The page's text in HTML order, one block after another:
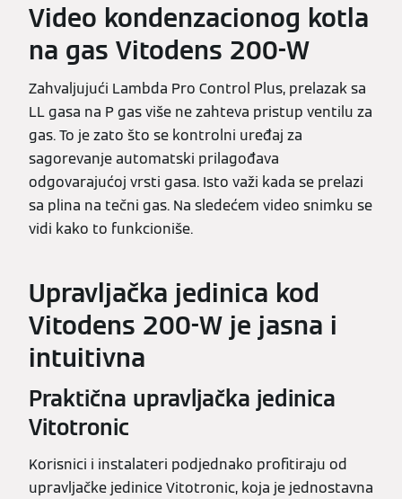
Video kondenzacionog kotla
na gas Vitodens 200-W
Zahvaljujući Lambda Pro Control Plus, prelazak sa
LL gasa na P gas više ne zahteva pristup ventilu za
gas. To je zato što se kontrolni uređaj za
sagorevanje automatski prilagođava
odgovarajućoj vrsti gasa. Isto važi kada se prelazi
sa plina na tečni gas. Na sledećem video snimku se
vidi kako to funkcioniše.
Upravljačka jedinica kod
Vitodens 200-W je jasna i
intuitivna
Praktična upravljačka jedinica
Vitotronic
Korisnici i instalateri podjednako profitiraju od
upravljačke jedinice Vitotronic, koja je jednostavna